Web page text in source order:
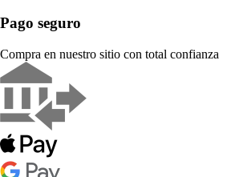
Pago seguro
Compra en nuestro sitio con total confianza